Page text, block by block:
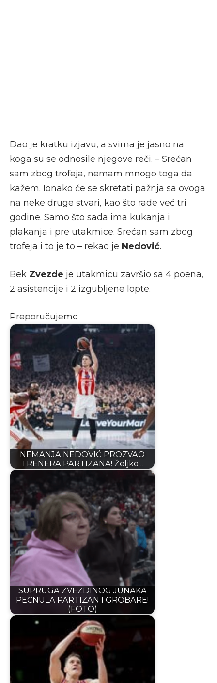
Dao je kratku izjavu, a svima je jasno na
koga su se odnosile njegove reči. – Srećan
sam zbog trofeja, nemam mnogo toga da
kažem. Ionako će se skretati pažnja sa ovoga
na neke druge stvari, kao što rade već tri
godine. Samo što sada ima kukanja i
plakanja i pre utakmice. Srećan sam zbog
trofeja i to je to – rekao je Nedović.
Bek Zvezde je utakmicu završio sa 4 poena,
2 asistencije i 2 izgubljene lopte.
Preporučujemo
NEMANJA NEDOVIĆ PROZVAO
TRENERA PARTIZANA! Željko…
SUPRUGA ZVEZDINOG JUNAKA
PECNULA PARTIZAN I GROBARE!
(FOTO)